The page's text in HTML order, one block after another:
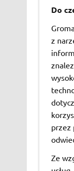
Do
z
przez
Ze